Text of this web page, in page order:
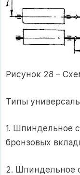
Рисунок 28 –
Типы
1. Шпиндельное
бронзовых
2. Шпиндельное